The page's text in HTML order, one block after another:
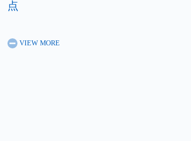
点
VIEW MORE